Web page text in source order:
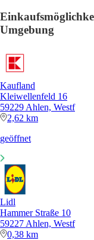
Umgebung
Kaufland
Kleiwellenfeld 16
59229 Ahlen, Westf
2,62 km
geöffnet
Lidl
Hammer Straße 10
59227 Ahlen, Westf
0,38 km